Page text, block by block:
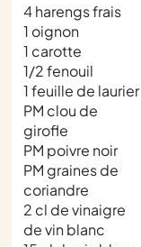
4 harengs frais
1 oignon
1 carotte
1/2 fenouil
1 feuille de laurier
PM clou de
girofle
PM poivre noir
PM graines de
coriandre
2 cl de vinaigre
de vin blanc